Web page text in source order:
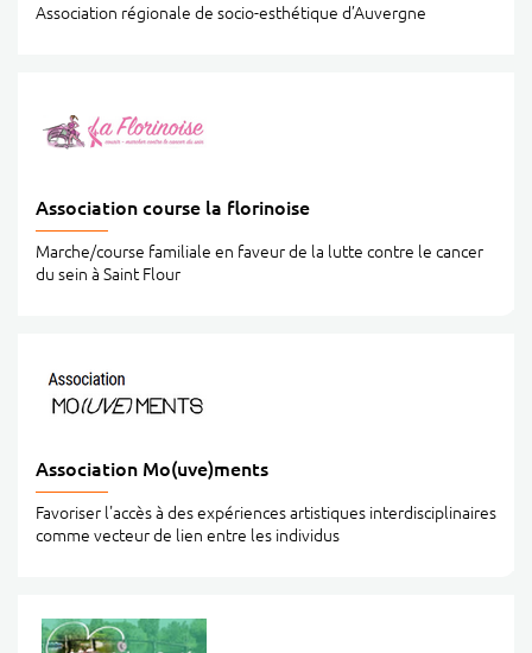
Association régionale de socio-esthétique d’Auvergne
Association course la florinoise
Marche/course familiale en faveur de la lutte contre le cancer
du sein à Saint Flour
Association Mo(uve)ments
Favoriser l'accès à des expériences artistiques interdisciplinaires
comme vecteur de lien entre les individus